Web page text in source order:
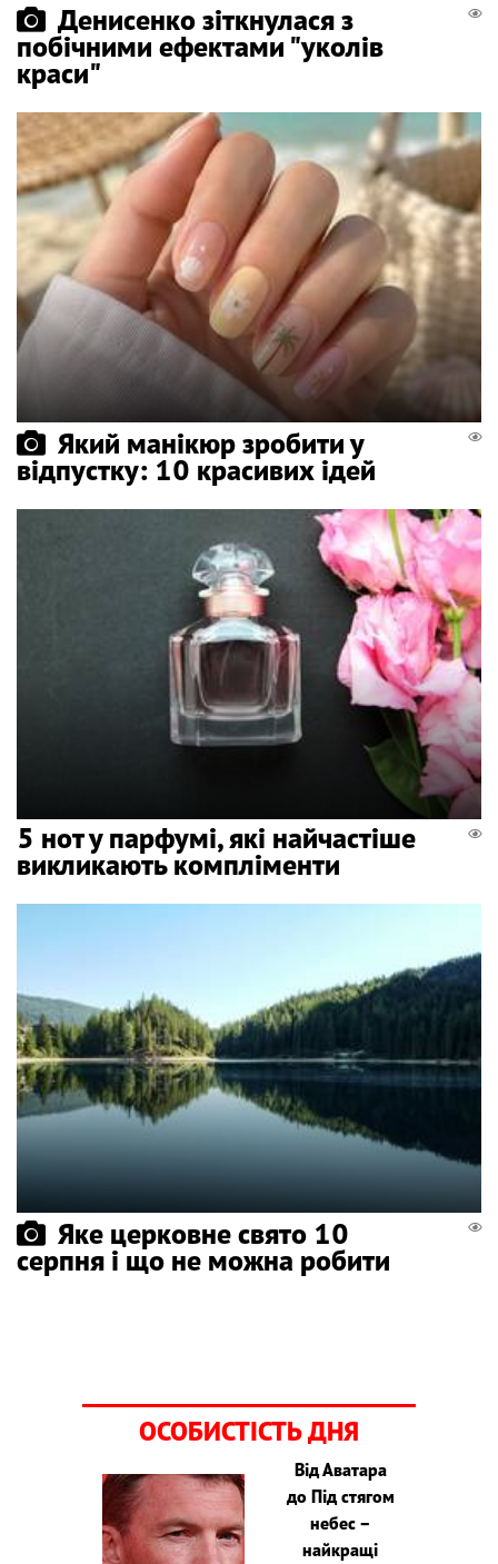
Денисенко зіткнулася з
побічними ефектами "уколів
краси"
Який манікюр зробити у
відпустку: 10 красивих ідей
5 нот у парфумі, які найчастіше
викликають компліменти
Яке церковне свято 10
серпня і що не можна робити
ОСОБИСТІСТЬ ДНЯ
Від Аватара
до Під стягом
небес –
найкращі